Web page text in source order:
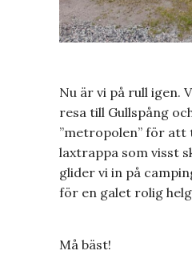
Nu är vi på rull igen.
resa till Gullspång
”metropolen” för att
laxtrappa som visst
glider vi in på
för en galet rolig
Må bäst!